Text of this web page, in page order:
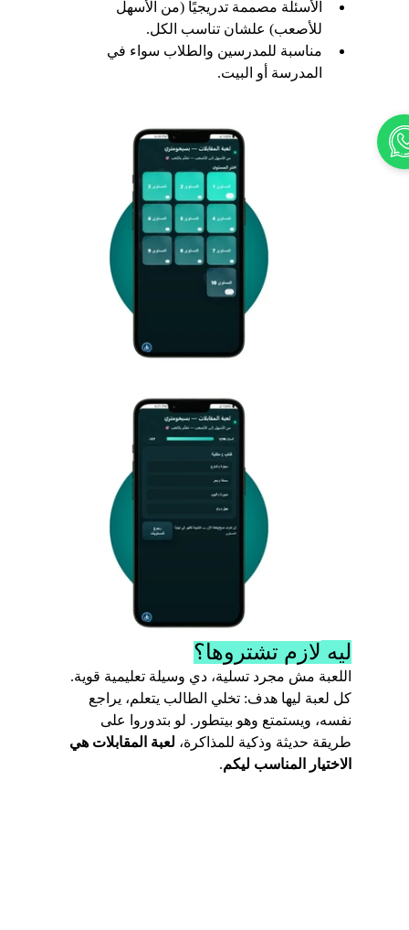
الأسئلة مصممة تدريجيًا (من الأسهل
للأصعب) علشان تناسب الكل.
مناسبة للمدرسين والطلاب سواء في
المدرسة أو البيت.
ليه لازم تشتروها؟
اللعبة مش مجرد تسلية، دي وسيلة تعليمية قوية.
كل لعبة ليها هدف: تخلي الطالب يتعلم، يراجع
نفسه، ويستمتع وهو بيتطور. لو بتدوروا على
طريقة حديثة وذكية للمذاكرة، لعبة المقابلات هي
الاختيار المناسب ليكم.